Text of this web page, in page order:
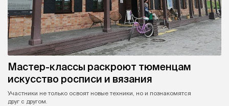
Мастер-классы раскроют тюменцам
искусство росписи и вязания
Участники не только освоят новые техники, но и познакомятся
друг с другом.